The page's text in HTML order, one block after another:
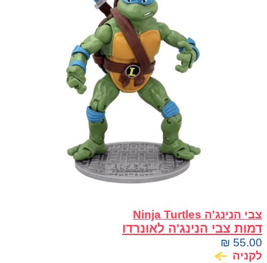
צבי הנינג'ה Ninja Turtles
דמות צבי הנינג'ה לאונרדו
₪ 55.00
לקניה